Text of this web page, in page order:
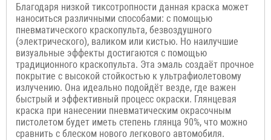
Благодаря низкой тиксотропности данная краска может
наноситься различными способами: с помощью
пневматического краскопульта, безвоздушного
(электрического), валиком или кистью. Но наилучшие
визуальные эффекты достигаются с помощью
традиционного краскопульта. Эта эмаль создаёт прочное
покрытие с высокой стойкостью к ультрафиолетовому
излучению. Она идеально подойдёт везде, где важен
быстрый и эффективный процесс окраски. Глянцевая
краска при нанесении пневматическим окрасочным
пистолетом будет иметь степень глянца 90%, что можно
сравнить с блеском нового легкового автомобиля.